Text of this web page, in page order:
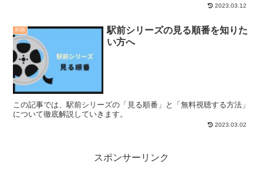
2023.03.12
邦画
駅前シリーズの見る順番を知りた
い方へ
この記事では、駅前シリーズの「見る順番」と「無料視聴する方法」
について徹底解説していきます。
2023.03.02
スポンサーリンク